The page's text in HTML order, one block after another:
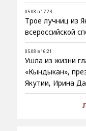
05.08 в 17:23
Трое лучниц из
всероссийской
05.08 в 16:21
Ушла из жизни
«Кындыкан»,
Якутии, Ирина